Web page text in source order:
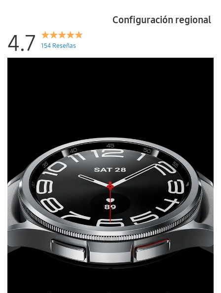
Configuración regional
4.7 154 Reseñas